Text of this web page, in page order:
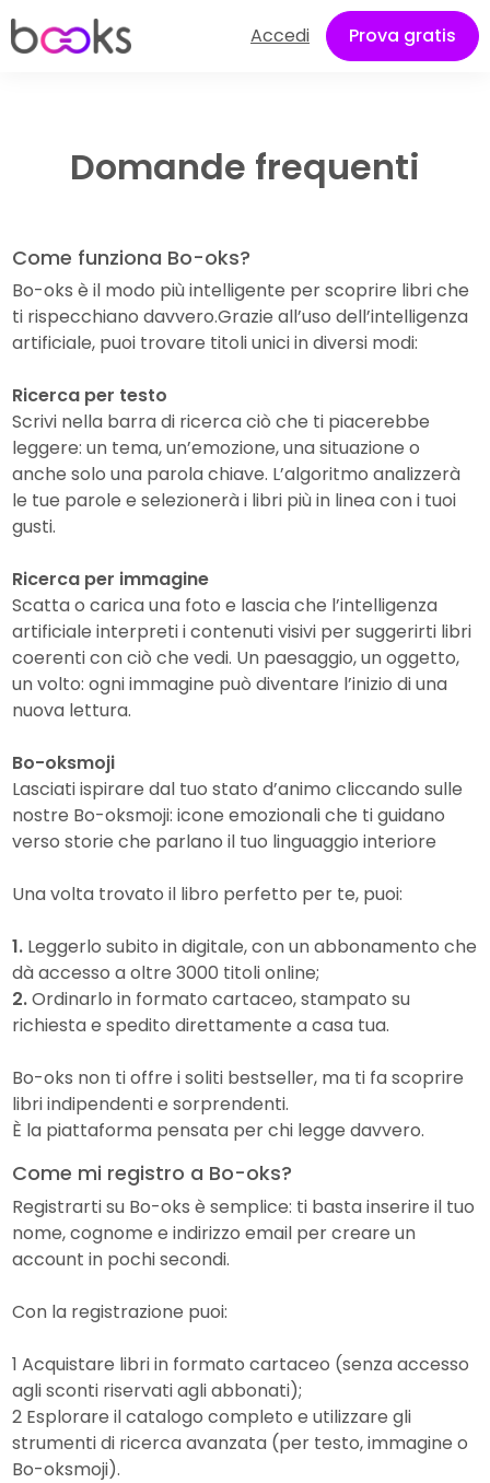
Accedi Prova gratis
Domande frequenti
Come funziona Bo-oks?
Bo-oks è il modo più intelligente per scoprire libri che
ti rispecchiano davvero.Grazie all’uso dell’intelligenza
artificiale, puoi trovare titoli unici in diversi modi:
Ricerca per testo
Scrivi nella barra di ricerca ciò che ti piacerebbe
leggere: un tema, un’emozione, una situazione o
anche solo una parola chiave. L’algoritmo analizzerà
le tue parole e selezionerà i libri più in linea con i tuoi
gusti.
Ricerca per immagine
Scatta o carica una foto e lascia che l’intelligenza
artificiale interpreti i contenuti visivi per suggerirti libri
coerenti con ciò che vedi. Un paesaggio, un oggetto,
un volto: ogni immagine può diventare l’inizio di una
nuova lettura.
Bo-oksmoji
Lasciati ispirare dal tuo stato d’animo cliccando sulle
nostre Bo-oksmoji: icone emozionali che ti guidano
verso storie che parlano il tuo linguaggio interiore
Una volta trovato il libro perfetto per te, puoi:
1. Leggerlo subito in digitale, con un abbonamento che
dà accesso a oltre 3000 titoli online;
2.Ordinarlo in formato cartaceo, stampato su
richiesta e spedito direttamente a casa tua.
Bo-oks non ti offre i soliti bestseller, ma ti fa scoprire
libri indipendenti e sorprendenti.
È la piattaforma pensata per chi legge davvero.
Come mi registro a Bo-oks?
Registrarti su Bo-oks è semplice: ti basta inserire il tuo
nome, cognome e indirizzo email per creare un
account in pochi secondi.
Con la registrazione puoi:
1 Acquistare libri in formato cartaceo (senza accesso
agli sconti riservati agli abbonati);
2 Esplorare il catalogo completo e utilizzare gli
strumenti di ricerca avanzata (per testo, immagine o
Bo-oksmoji).